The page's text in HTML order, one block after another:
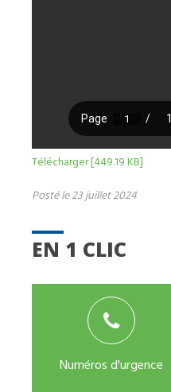
EN 1 CLIC
Numéros d'urgence
Télécharger [449.19 KB]
Posté le 23 juillet 2024